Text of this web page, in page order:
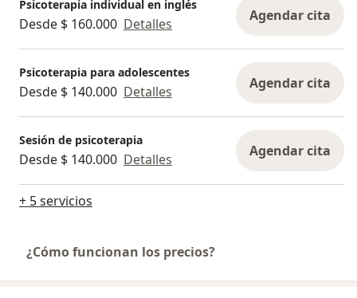
Psicoterapia individual en inglés
Desde $ 160.000 Detalles Agendar cita
Psicoterapia para adolescentes
Desde $ 140.000 Detalles Agendar cita
Sesión de psicoterapia
Desde $ 140.000 Detalles Agendar cita
+ 5 servicios
¿Cómo funcionan los precios?